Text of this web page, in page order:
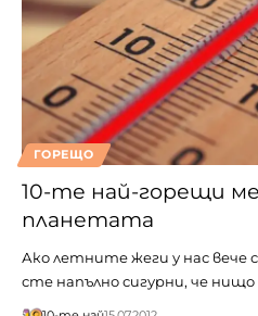
ГОРЕЩО
10-те най-горещи
планетата
Ако летните жеги у нас вече
сте напълно сигурни, че